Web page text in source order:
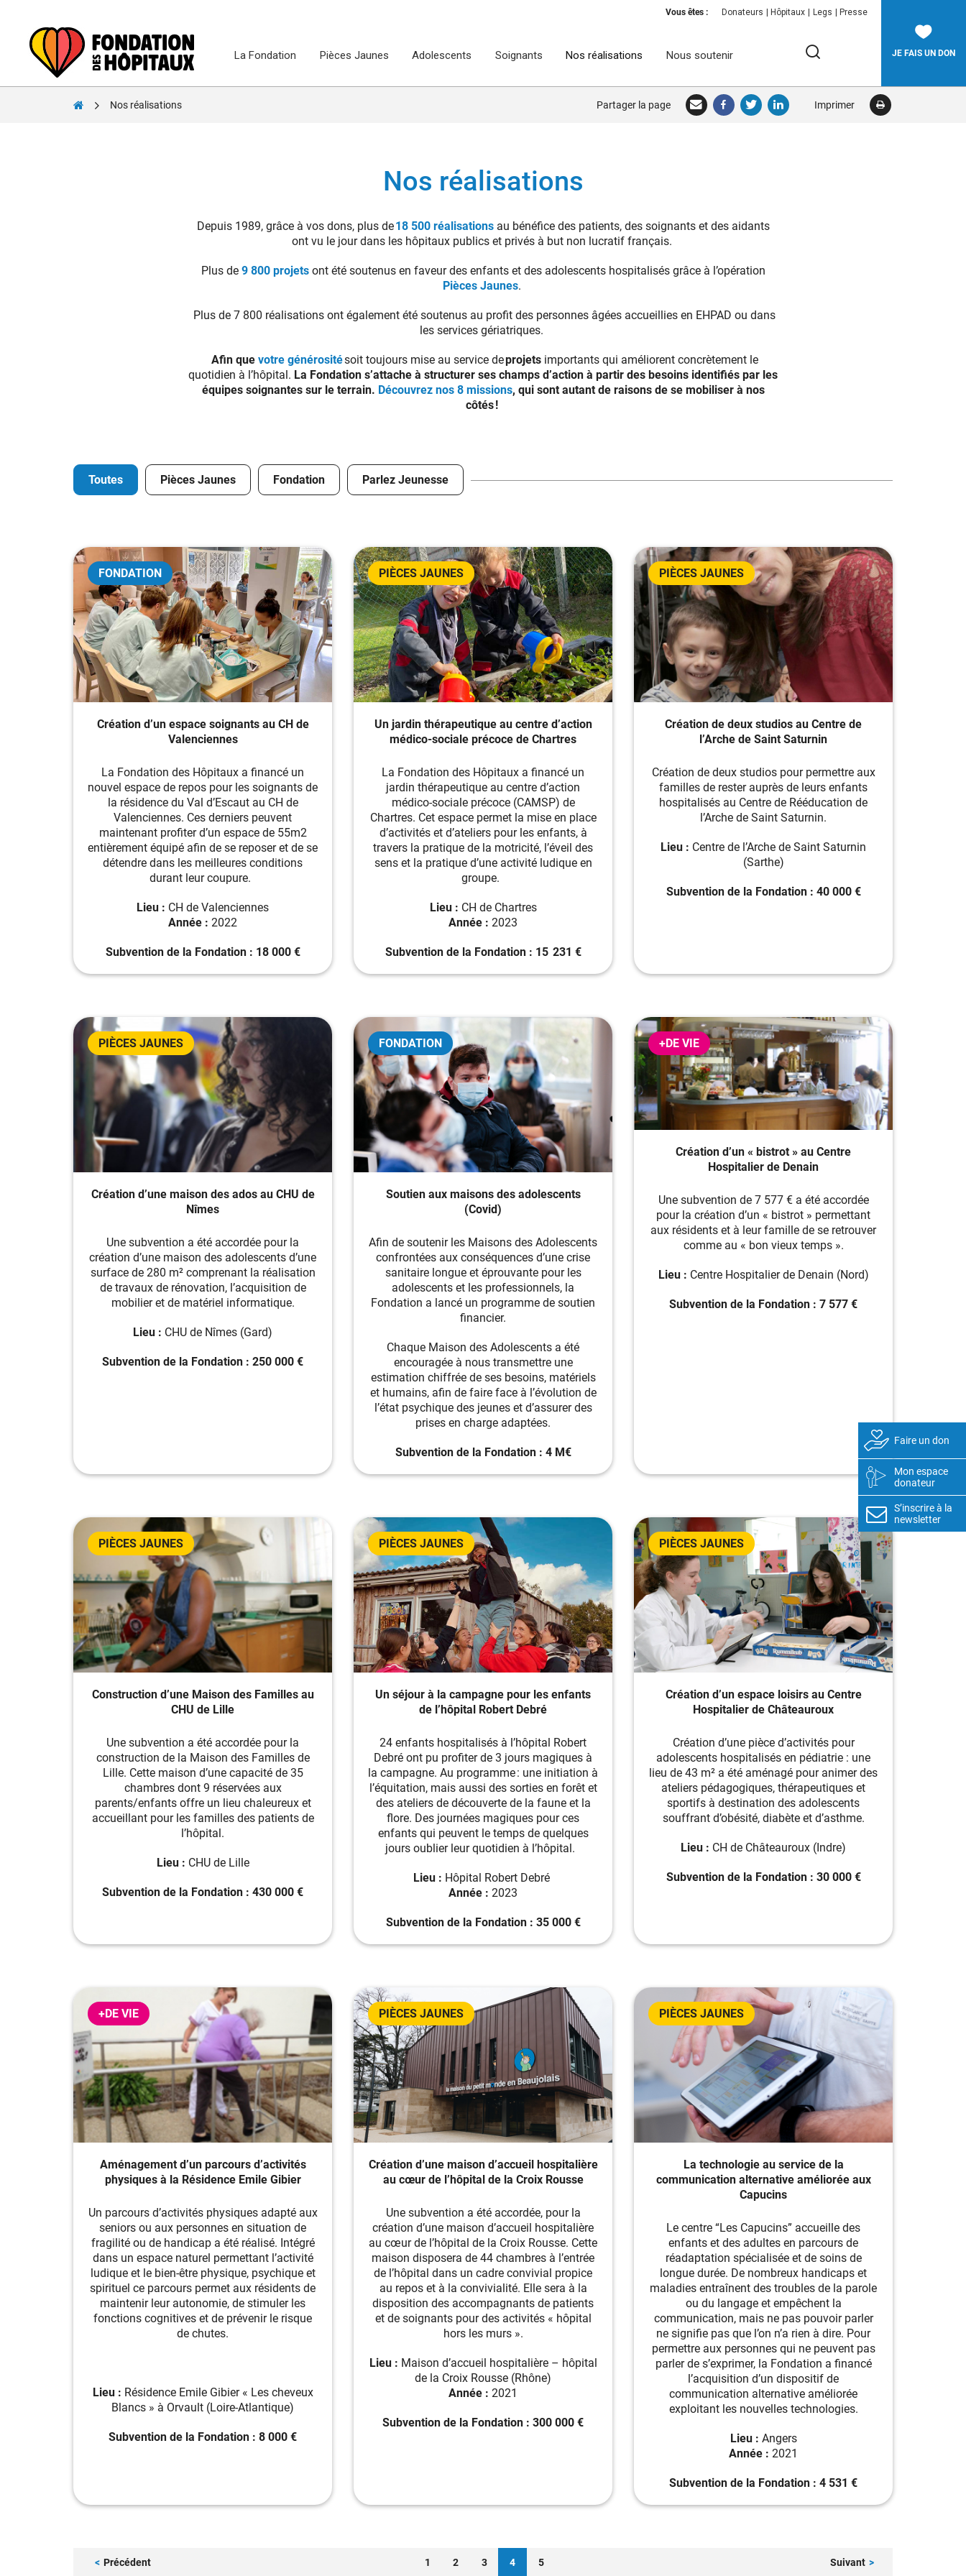
Vous êtes : Donateurs Hôpitaux Legs Presse
La Fondation Pièces Jaunes Adolescents Soignants Nos réalisations Nous soutenir
RECHERCHER
JE FAIS UN DON
Nos réalisations Partager la page Imprimer
Nos réalisations
Depuis 1989, grâce à vos dons, plus de18 500 réalisationsau bénéfice des patients, des soignants et des aidants
ont vu le jour dans les hôpitaux publics et privés à but non lucratif français.
Plus de 9 800 projetsont été soutenus en faveur des enfants et des adolescents hospitalisés grâce à l’opération
Pièces Jaunes.
Plus de 7 800 réalisations ont également été soutenus au profit des personnes âgées accueillies en EHPAD ou dans
les services gériatriques.
Afin que votre générositésoit toujours mise au service deprojetsimportants qui améliorent concrètement le
quotidien à l’hôpital. La Fondation s’attache à structurer ses champs d’action à partir des besoins identifiés par les
équipes soignantes sur le terrain. Découvrez nos 8 missions, qui sont autant de raisons de se mobiliser à nos
côtés !
Toutes Pièces Jaunes Fondation Parlez Jeunesse
FONDATION
Création d’un espace soignants au CH de
Valenciennes
La Fondation des Hôpitaux a financé un
nouvel espace de repos pour les soignants de
la résidence du Val d’Escaut au CH de
Valenciennes. Ces derniers peuvent
maintenant profiter d’un espace de 55m2
entièrement équipé afin de se reposer et de se
détendre dans les meilleures conditions
durant leur coupure.
Lieu : CH de Valenciennes
Année : 2022
Subvention de la Fondation : 18 000 €
PIÈCES JAUNES
Un jardin thérapeutique au centre d’action
médico-sociale précoce de Chartres
La Fondation des Hôpitaux a financé un
jardin thérapeutique au centre d’action
médico-sociale précoce (CAMSP) de
Chartres. Cet espace permet la mise en place
d’activités et d’ateliers pour les enfants, à
travers la pratique de la motricité, l’éveil des
sens et la pratique d’une activité ludique en
groupe.
Lieu : CH de Chartres
Année : 2023
Subvention de la Fondation : 15 231 €
PIÈCES JAUNES
Création de deux studios au Centre de
l’Arche de Saint Saturnin
Création de deux studios pour permettre aux
familles de rester auprès de leurs enfants
hospitalisés au Centre de Rééducation de
l’Arche de Saint Saturnin.
Lieu : Centre de l’Arche de Saint Saturnin
(Sarthe)
Subvention de la Fondation : 40 000 €
PIÈCES JAUNES
Création d’une maison des ados au CHU de
Nîmes
Une subvention a été accordée pour la
création d’une maison des adolescents d’une
surface de 280 m² comprenant la réalisation
de travaux de rénovation, l’acquisition de
mobilier et de matériel informatique.
Lieu : CHU de Nîmes (Gard)
Subvention de la Fondation : 250 000 €
FONDATION
Soutien aux maisons des adolescents
(Covid)
Afin de soutenir les Maisons des Adolescents
confrontées aux conséquences d’une crise
sanitaire longue et éprouvante pour les
adolescents et les professionnels, la
Fondation a lancé un programme de soutien
financier.
Chaque Maison des Adolescents a été
encouragée à nous transmettre une
estimation chiffrée de ses besoins, matériels
et humains, afin de faire face à l’évolution de
l’état psychique des jeunes et d’assurer des
prises en charge adaptées.
Subvention de la Fondation : 4 M€
+DE VIE
Création d’un « bistrot » au Centre
Hospitalier de Denain
Une subvention de 7 577 € a été accordée
pour la création d’un « bistrot » permettant
aux résidents et à leur famille de se retrouver
comme au « bon vieux temps ».
Lieu : Centre Hospitalier de Denain (Nord)
Subvention de la Fondation : 7 577 €
PIÈCES JAUNES
Construction d’une Maison des Familles au
CHU de Lille
Une subvention a été accordée pour la
construction de la Maison des Familles de
Lille. Cette maison d’une capacité de 35
chambres dont 9 réservées aux
parents/enfants offre un lieu chaleureux et
accueillant pour les familles des patients de
l’hôpital.
Lieu : CHU de Lille
Subvention de la Fondation : 430 000 €
PIÈCES JAUNES
Un séjour à la campagne pour les enfants
de l’hôpital Robert Debré
24 enfants hospitalisés à l’hôpital Robert
Debré ont pu profiter de 3 jours magiques à
la campagne. Au programme : une initiation à
l’équitation, mais aussi des sorties en forêt et
des ateliers de découverte de la faune et la
flore. Des journées magiques pour ces
enfants qui peuvent le temps de quelques
jours oublier leur quotidien à l’hôpital.
Lieu : Hôpital Robert Debré
Année : 2023
Subvention de la Fondation : 35 000 €
PIÈCES JAUNES
Création d’un espace loisirs au Centre
Hospitalier de Châteauroux
Création d’une pièce d’activités pour
adolescents hospitalisés en pédiatrie : une
lieu de 43 m² a été aménagé pour animer des
ateliers pédagogiques, thérapeutiques et
sportifs à destination des adolescents
souffrant d’obésité, diabète et d’asthme.
Lieu : CH de Châteauroux (Indre)
Subvention de la Fondation : 30 000 €
+DE VIE
Aménagement d’un parcours d’activités
physiques à la Résidence Emile Gibier
Un parcours d’activités physiques adapté aux
seniors ou aux personnes en situation de
fragilité ou de handicap a été réalisé. Intégré
dans un espace naturel permettant l’activité
ludique et le bien-être physique, psychique et
spirituel ce parcours permet aux résidents de
maintenir leur autonomie, de stimuler les
fonctions cognitives et de prévenir le risque
de chutes.
Lieu : Résidence Emile Gibier « Les cheveux
Blancs » à Orvault (Loire-Atlantique)
Subvention de la Fondation : 8 000 €
PIÈCES JAUNES
Création d’une maison d’accueil hospitalière
au cœur de l’hôpital de la Croix Rousse
Une subvention a été accordée, pour la
création d’une maison d’accueil hospitalière
au cœur de l’hôpital de la Croix Rousse. Cette
maison disposera de 44 chambres à l’entrée
de l’hôpital dans un cadre convivial propice
au repos et à la convivialité. Elle sera à la
disposition des accompagnants de patients
et de soignants pour des activités « hôpital
hors les murs ».
Lieu : Maison d’accueil hospitalière – hôpital
de la Croix Rousse (Rhône)
Année : 2021
Subvention de la Fondation : 300 000 €
PIÈCES JAUNES
La technologie au service de la
communication alternative améliorée aux
Capucins
Le centre “Les Capucins” accueille des
enfants et des adultes en parcours de
réadaptation spécialisée et de soins de
longue durée. De nombreux handicaps et
maladies entraînent des troubles de la parole
ou du langage et empêchent la
communication, mais ne pas pouvoir parler
ne signifie pas que l’on n’a rien à dire. Pour
permettre aux personnes qui ne peuvent pas
parler de s’exprimer, la Fondation a financé
l’acquisition d’un dispositif de
communication alternative améliorée
exploitant les nouvelles technologies.
Lieu : Angers
Année : 2021
Subvention de la Fondation : 4 531 €
Pagination
< Précédent Page
1 Page
2 Page
3 Page
4 Page
5 Suivant >
Faire un don
Mon espace
donateur
S’inscrire à la
newsletter